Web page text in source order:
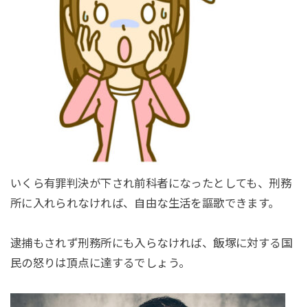
いくら有罪判決が下され前科者になったとしても、刑務
所に入れられなければ、自由な生活を謳歌できます。
逮捕もされず刑務所にも入らなければ、飯塚に対する国
民の怒りは頂点に達するでしょう。